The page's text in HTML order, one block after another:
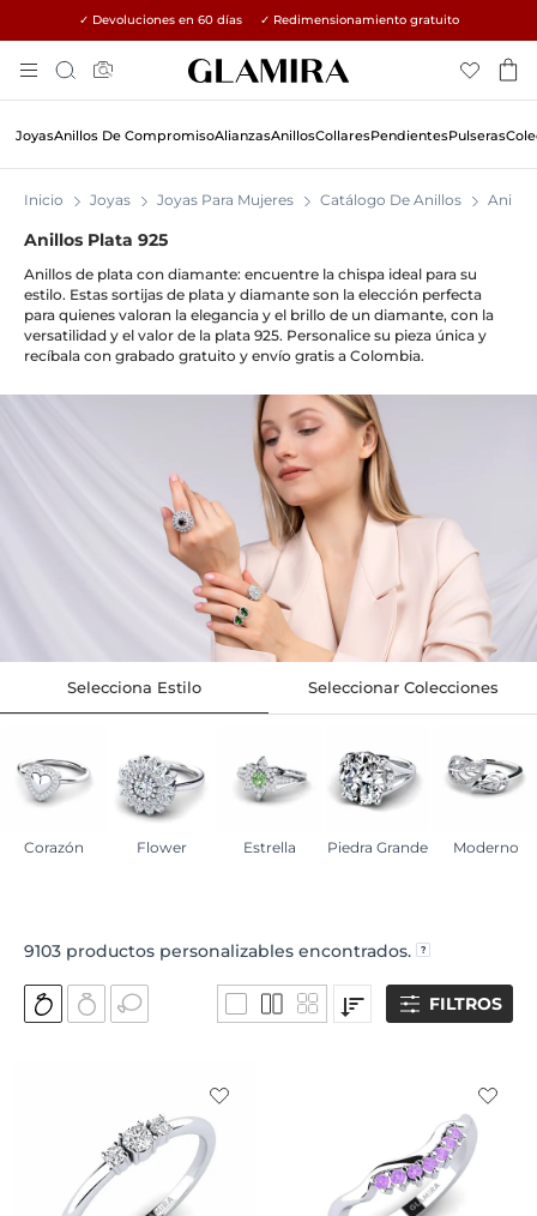
✓ Devoluciones en 60 días ✓ Redimensionamiento gratuito
To
Content
Búsqueda
JoyasAnillos De CompromisoAlianzasAnillosCollaresPendientesPulseras
Inicio Joyas Joyas Para Mujeres Catálogo De Anillos Anillos
Anillos Plata 925
Anillos de plata con diamante: encuentre la chispa ideal para su
estilo. Estas sortijas de plata y diamante son la elección perfecta
para quienes valoran la elegancia y el brillo de un diamante, con la
versatilidad y el valor de la plata 925. Personalice su pieza única y
recíbala con grabado gratuito y envío gratis a Colombia.
Selecciona Estilo
Corazón Flower Estrella Piedra Grande Moderno
Seleccionar Colecciones
9103 productos personalizables encontrados.
FILTROS